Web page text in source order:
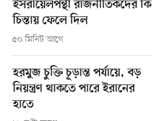
ইসরায়েলপন্থী রাজনীতিকদের কি
চিন্তায় ফেলে দিল
৫০ মিনিট আগে
হরমুজ চুক্তি চূড়ান্ত পর্যায়ে, বড়
নিয়ন্ত্রণ থাকতে পারে ইরানের
হাতে